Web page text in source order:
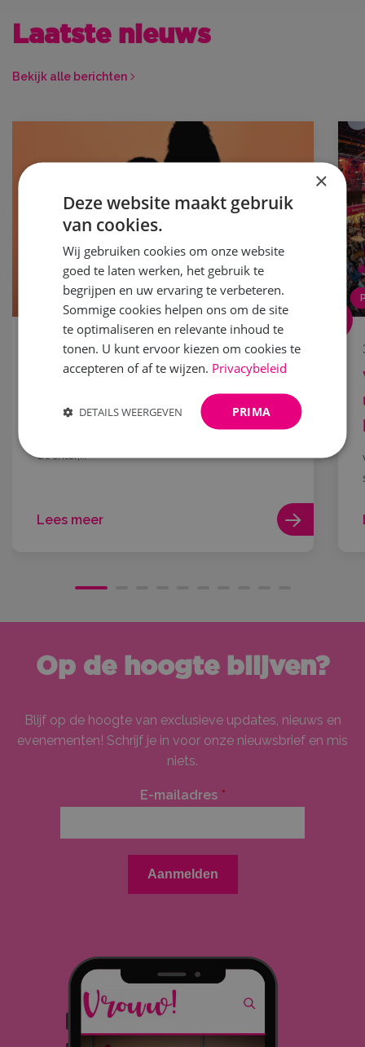
Laatste nieuws
Bekijk alle berichten
NIEUWS
18 mei 2026
Word jij het nieuwe gezicht
dochter,...
Lees meer
Op de hoogte blijven?
Blijf op de hoogte van exclusieve updates, nieuws en
evenementen! Schrijf je in voor onze nieuwsbrief en mis
niets.
E-mailadres*
×
Deze website maakt gebruik
van cookies.
Wij gebruiken cookies om onze website
goed te laten werken, het gebruik te
begrijpen en uw ervaring te verbeteren.
Sommige cookies helpen ons om de site
te optimaliseren en relevante inhoud te
tonen. U kunt ervoor kiezen om cookies te
accepteren of af te wijzen. Privacybeleid
PRIMA
DETAILS WEERGEVEN